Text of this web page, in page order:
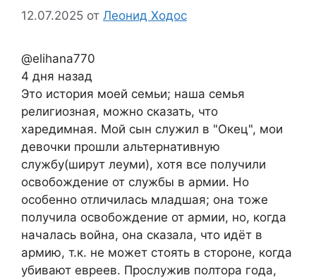
12.07.2025 от Леонид Ходос
@elihana770
4 дня назад
Это история моей семьи; наша семья
религиозная, можно сказать, что
харедимная. Мой сын служил в "Окец", мои
девочки прошли альтернативную
службу(ширут леуми), хотя все получили
освобождение от службы в армии. Но
особенно отличилась младшая; она тоже
получила освобождение от армии, но, когда
началась война, она сказала, что идёт в
армию, т.к. не может стоять в стороне, когда
убивают евреев. Прослужив полтора года,